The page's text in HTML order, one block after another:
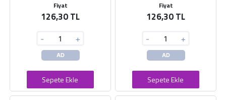
Fiyat
126,30 TL
- +
AD
Sepete Ekle
Fiyat
126,30 TL
- +
AD
Sepete Ekle